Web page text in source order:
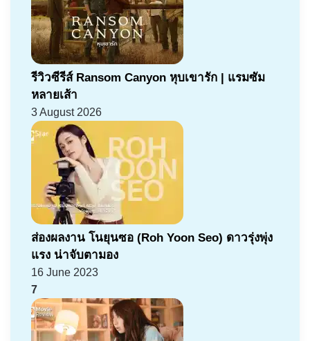
รีวิวซีรีส์ Ransom Canyon หุบเขารัก | แรมซัม
หลายเส้า
3 August 2026
ส่องผลงาน โนยุนซอ (Roh Yoon Seo) ดาวรุ่งพุ่ง
แรง น่าจับตามอง
16 June 2023
7